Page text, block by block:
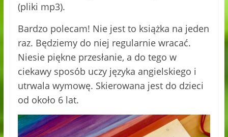
(pliki mp3).
Bardzo polecam! Nie jest to książka na jeden
raz. Będziemy do niej regularnie wracać.
Niesie piękne przesłanie, a do tego w
ciekawy sposób uczy języka angielskiego i
utrwala wymowę. Skierowana jest do dzieci
od około 6 lat.